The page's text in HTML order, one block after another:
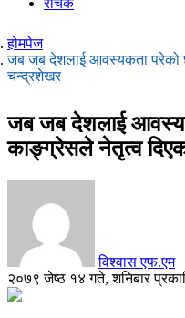
रोचक
होमपेज
जब जब देशलाई आवस्यकता परेको
चन्द्रशेखर
जब जब देशलाई
काङ्ग्रेसले नेतृत्व
विश्वास एफ.एम
२०७९ जेष्ठ १४ गते, शनिबार